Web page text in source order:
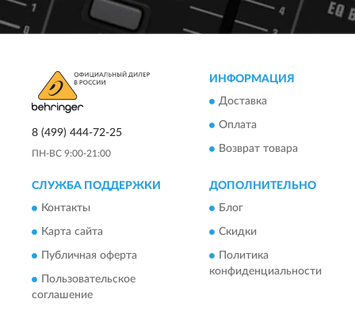
8 (499) 444-72-25
ПН-ВС 9:00-21:00
ИНФОРМАЦИЯ
Доставка
Оплата
Возврат товара
СЛУЖБА ПОДДЕРЖКИ
Контакты
Карта сайта
Публичная оферта
Пользовательское
соглашение
ДОПОЛНИТЕЛЬНО
Блог
Скидки
Политика
конфиденциальности